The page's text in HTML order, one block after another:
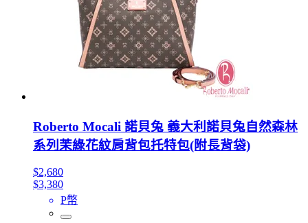
Roberto Mocali 諾貝兔 義大利諾貝兔自然森林
系列茉綠花紋肩背包托特包(附長背袋)
$2,680
$3,380
P幣